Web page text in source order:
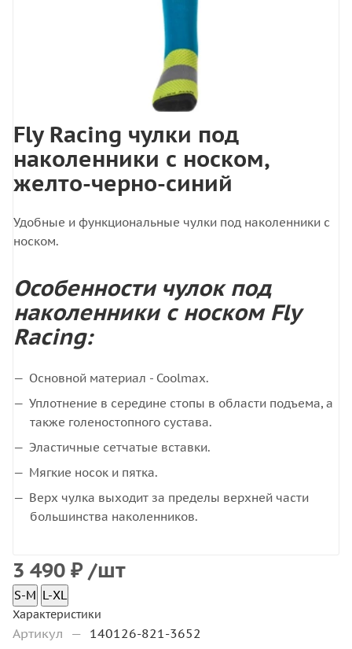
Fly Racing чулки под
наколенники с носком,
желто-черно-синий
Удобные и функциональные чулки под наколенники с
носком.
Особенности чулок под
наколенники с носком Fly
Racing:
Основной материал - Coolmax.
Уплотнение в середине стопы в области подъема, а
также голеностопного сустава.
Эластичные сетчатые вставки.
Мягкие носок и пятка.
Верх чулка выходит за пределы верхней части
большинства наколенников.
3 490 ₽ /шт
S-M L-XL
Характеристики
Артикул — 140126-821-3652